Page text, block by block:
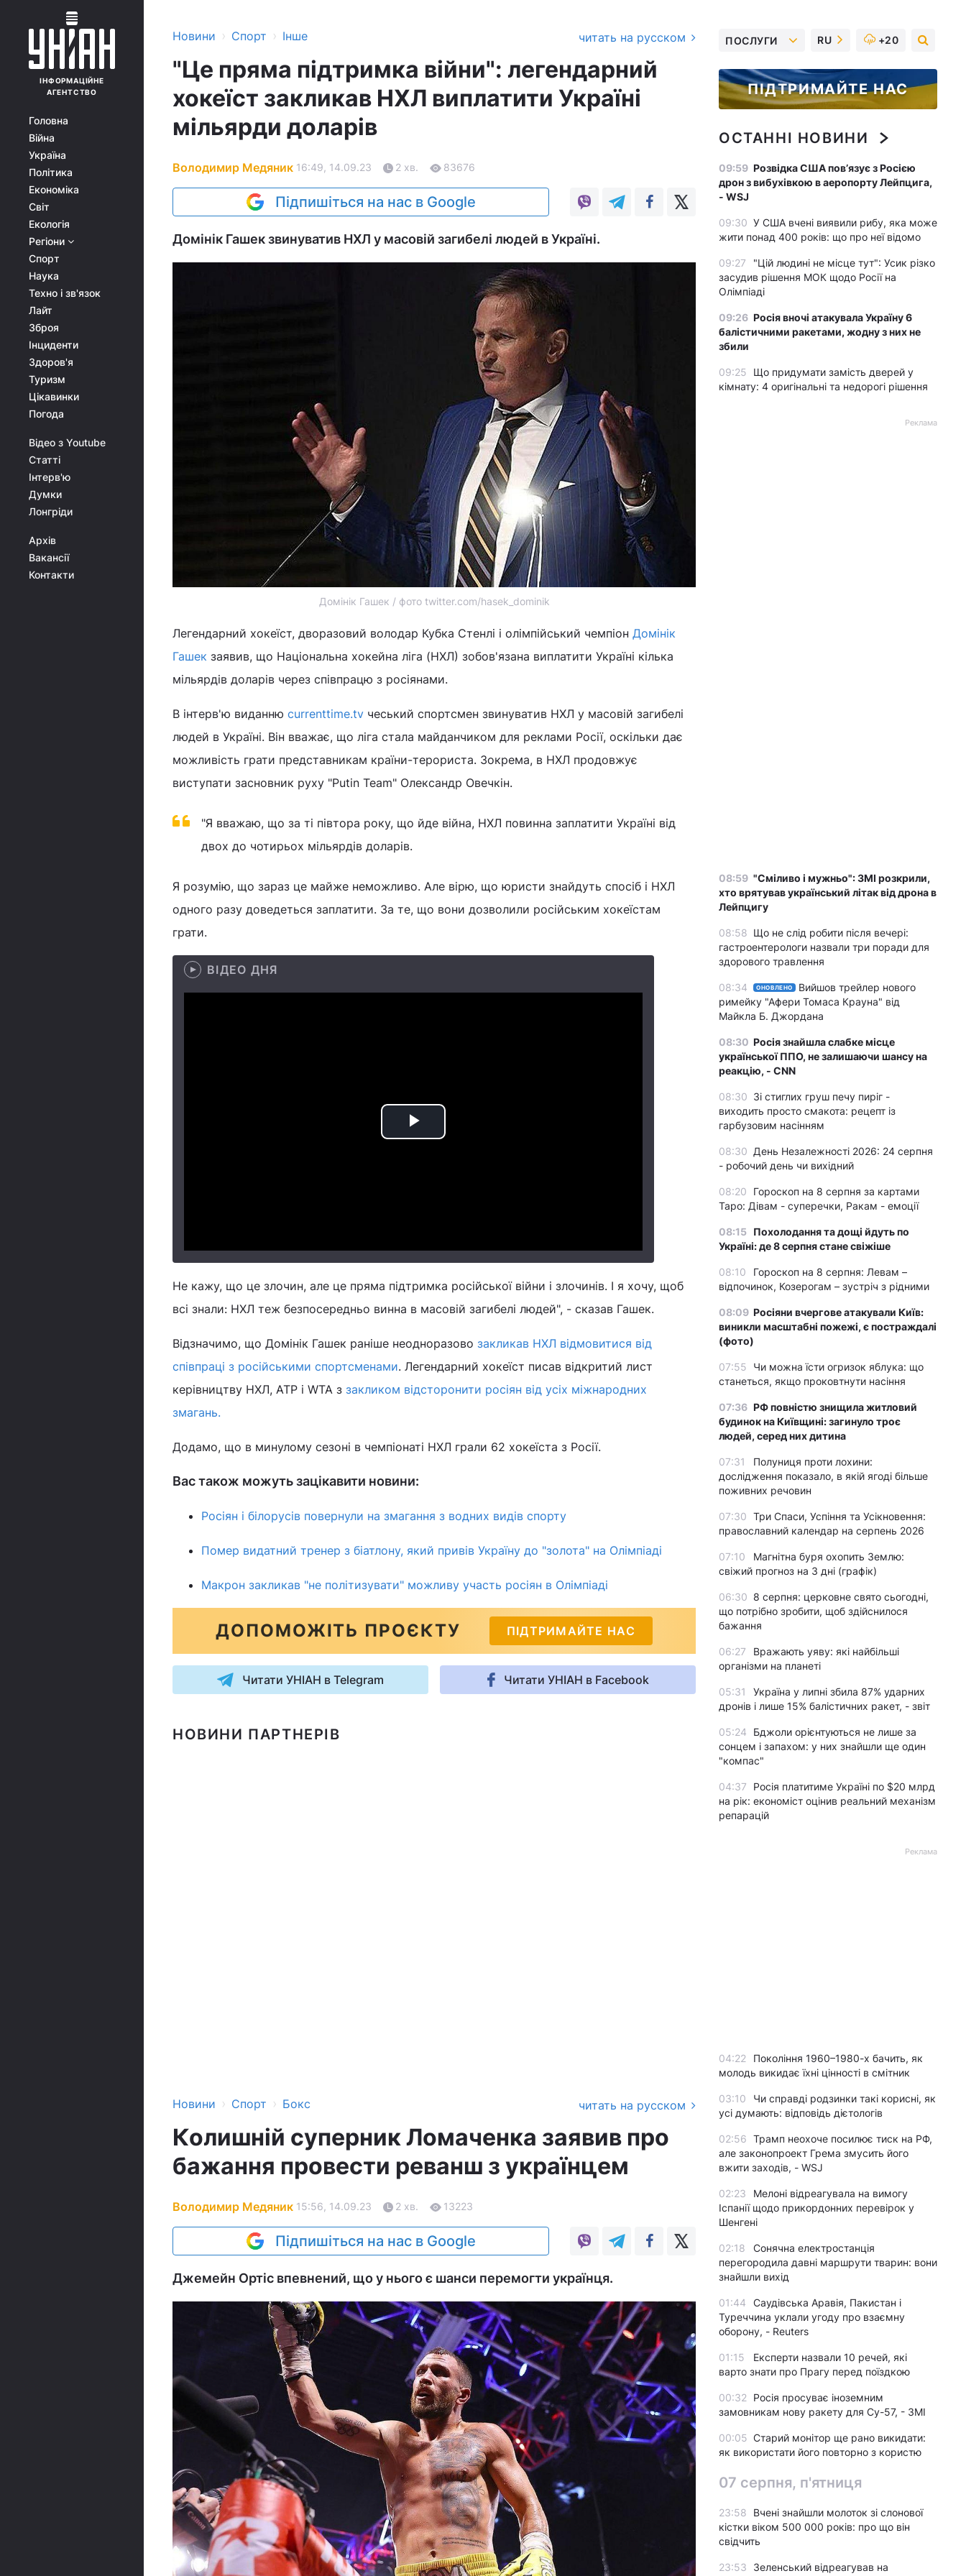
ІНФОРМАЦІЙНЕ
АГЕНТСТВО
Головна
Війна
Україна
Політика
Економіка
Світ
Екологія
Регіони
Спорт
Наука
Техно і зв'язок
Лайт
Зброя
Інциденти
Здоров'я
Туризм
Цікавинки
Погода
Відео з Youtube
Статті
Інтерв'ю
Думки
Лонгріди
Архів
Вакансії
Контакти
Новини › Спорт › Інше читать на русском
"Це пряма підтримка війни": легендарний
хокеїст закликав НХЛ виплатити Україні
мільярди доларів
Володимир Медяник 16:49, 14.09.23 2 хв. 83676
Підпишіться на нас в Google
Домінік Гашек звинуватив НХЛ у масовій загибелі людей в Україні.
Домінік Гашек / фото twitter.com/hasek_dominik
Легендарний хокеїст, дворазовий володар Кубка Стенлі і олімпійський чемпіон Домінік
Гашек заявив, що Національна хокейна ліга (НХЛ) зобов'язана виплатити Україні кілька
мільярдів доларів через співпрацю з росіянами.
В інтерв'ю виданню currenttime.tv чеський спортсмен звинуватив НХЛ у масовій загибелі
людей в Україні. Він вважає, що ліга стала майданчиком для реклами Росії, оскільки дає
можливість грати представникам країни-терориста. Зокрема, в НХЛ продовжує
виступати засновник руху "Putin Team" Олександр Овечкін.
"Я вважаю, що за ті півтора року, що йде війна, НХЛ повинна заплатити Україні від
двох до чотирьох мільярдів доларів.
Я розумію, що зараз це майже неможливо. Але вірю, що юристи знайдуть спосіб і НХЛ
одного разу доведеться заплатити. За те, що вони дозволили російським хокеїстам
грати.
ВІДЕО ДНЯ
Play
Не кажу, що це злочин, але це пряма підтримка російської війни і злочинів. І я хочу, щоб
всі знали: НХЛ теж безпосередньо винна в масовій загибелі людей", - сказав Гашек.
Відзначимо, що Домінік Гашек раніше неодноразово закликав НХЛ відмовитися від
співпраці з російськими спортсменами. Легендарний хокеїст писав відкритий лист
керівництву НХЛ, ATP і WTA з закликом відсторонити росіян від усіх міжнародних
змагань.
Додамо, що в минулому сезоні в чемпіонаті НХЛ грали 62 хокеїста з Росії.
Вас також можуть зацікавити новини:
Росіян і білорусів повернули на змагання з водних видів спорту
Помер видатний тренер з біатлону, який привів Україну до "золота" на Олімпіаді
Макрон закликав "не політизувати" можливу участь росіян в Олімпіаді
ДОПОМОЖІТЬ ПРОЄКТУ ПІДТРИМАЙТЕ НАС
Читати УНІАН в Telegram Читати УНІАН в Facebook
НОВИНИ ПАРТНЕРІВ
Новини › Спорт › Бокс читать на русском
Колишній суперник Ломаченка заявив про
бажання провести реванш з українцем
Володимир Медяник 15:56, 14.09.23 2 хв. 13223
Підпишіться на нас в Google
Джемейн Ортіс впевнений, що у нього є шанси перемогти українця.
ПОСЛУГИ RU +20
ПІДТРИМАЙТЕ НАС
ОСТАННІ НОВИНИ
09:59 Розвідка США пов’язує з Росією
дрон з вибухівкою в аеропорту Лейпцига,
- WSJ
09:30 У США вчені виявили рибу, яка може
жити понад 400 років: що про неї відомо
09:27
"Цій людині не місце тут": Усик різко
засудив рішення МОК щодо Росії на
Олімпіаді
09:26 Росія вночі атакувала Україну 6
балістичними ракетами, жодну з них не
збили
09:25
Що придумати замість дверей у
кімнату: 4 оригінальні та недорогі рішення
Реклама
08:59 "Сміливо і мужньо": ЗМІ розкрили,
хто врятував український літак від дрона в
Лейпцигу
08:58 Що не слід робити після вечері:
гастроентерологи назвали три поради для
здорового травлення
08:34 ОНОВЛЕНО
Вийшов трейлер нового
римейку "Афери Томаса Крауна" від
Майкла Б. Джордана
08:30 Росія знайшла слабке місце
української ППО, не залишаючи шансу на
реакцію, - CNN
08:30 Зі стиглих груш печу пиріг -
виходить просто смакота: рецепт із
гарбузовим насінням
08:30 День Незалежності 2026: 24 серпня
- робочий день чи вихідний
08:20
Гороскоп на 8 серпня за картами
Таро: Дівам - суперечки, Ракам - емоції
08:15 Похолодання та дощі йдуть по
Україні: де 8 серпня стане свіжіше
08:10
Гороскоп на 8 серпня: Левам –
відпочинок, Козерогам – зустріч з рідними
08:09 Росіяни вчергове атакували Київ:
виникли масштабні пожежі, є постраждалі
(фото)
07:55
Чи можна їсти огризок яблука: що
станеться, якщо проковтнути насіння
07:36 РФ повністю знищила житловий
будинок на Київщині: загинуло троє
людей, серед них дитина
07:31
Полуниця проти лохини:
дослідження показало, в якій ягоді більше
поживних речовин
07:30 Три Спаси, Успіння та Усікновення:
православний календар на серпень 2026
07:10
Магнітна буря охопить Землю:
свіжий прогноз на 3 дні (графік)
06:30 8 серпня: церковне свято сьогодні,
що потрібно зробити, щоб здійснилося
бажання
06:27
Вражають уяву: які найбільші
організми на планеті
05:31
Україна у липні збила 87% ударних
дронів і лише 15% балістичних ракет, - звіт
05:24
Бджоли орієнтуються не лише за
сонцем і запахом: у них знайшли ще один
"компас"
04:37
Росія платитиме Україні по $20 млрд
на рік: економіст оцінив реальний механізм
репарацій
Реклама
04:22
Покоління 1960–1980-х бачить, як
молодь викидає їхні цінності в смітник
03:10
Чи справді родзинки такі корисні, як
усі думають: відповідь дієтологів
02:56 Трамп неохоче посилює тиск на РФ,
але законопроект Грема змусить його
вжити заходів, - WSJ
02:23
Мелоні відреагувала на вимогу
Іспанії щодо прикордонних перевірок у
Шенгені
02:18
Сонячна електростанція
перегородила давні маршрути тварин: вони
знайшли вихід
01:44
Саудівська Аравія, Пакистан і
Туреччина уклали угоду про взаємну
оборону, - Reuters
01:15
Експерти назвали 10 речей, які
варто знати про Прагу перед поїздкою
00:32
Росія просуває іноземним
замовникам нову ракету для Су-57, - ЗМІ
00:05 Старий монітор ще рано викидати:
як використати його повторно з користю
07 серпня, п'ятниця
23:58
Вчені знайшли молоток зі слонової
кістки віком 500 000 років: про що він
свідчить
23:53
Зеленський відреагував на